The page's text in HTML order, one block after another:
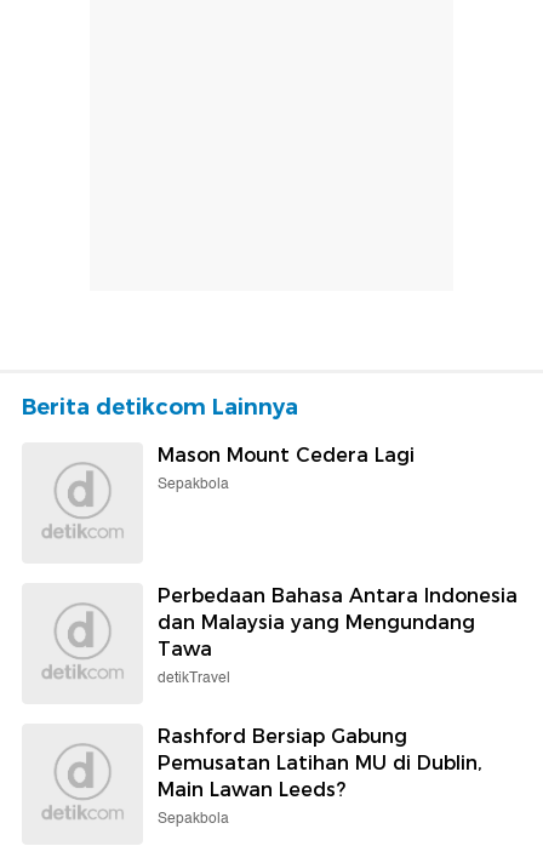
Berita detikcom Lainnya
Mason Mount Cedera Lagi
Sepakbola
Perbedaan Bahasa Antara Indonesia
dan Malaysia yang Mengundang
Tawa
detikTravel
Rashford Bersiap Gabung
Pemusatan Latihan MU di Dublin,
Main Lawan Leeds?
Sepakbola